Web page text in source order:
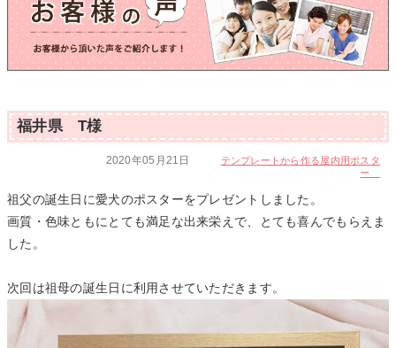
福井県 T様
2020年05月21日
テンプレートから作る屋内用ポスタ
ー
祖父の誕生日に愛犬のポスターをプレゼントしました。
画質・色味ともにとても満足な出来栄えで、とても喜んでもらえま
した。
次回は祖母の誕生日に利用させていただきます。